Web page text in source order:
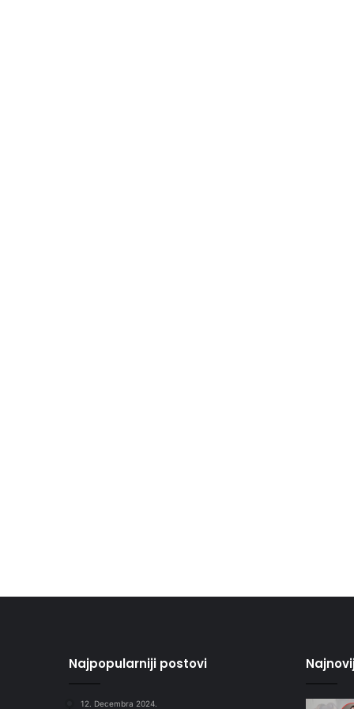
Najpopularniji postovi
12. Decembra 2024.